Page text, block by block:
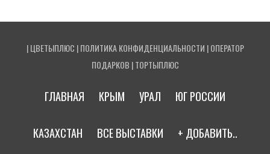
|ЦВЕТЫПЛЮС |ПОЛИТИКА КОНФИДЕНЦИАЛЬНОСТИ |ОПЕРАТОР
ПОДАРКОВ |ТОРТЫПЛЮС
ГЛАВНАЯ КРЫМ УРАЛ ЮГ РОССИИ
КАЗАХСТАН ВСЕ ВЫСТАВКИ + ДОБАВИТЬ..